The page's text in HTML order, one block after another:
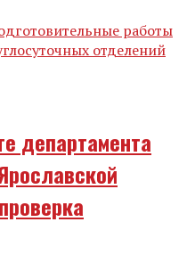
работы
отделений
департамента